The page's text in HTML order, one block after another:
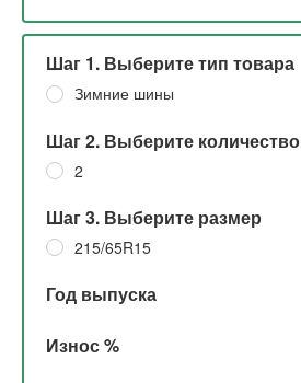
Шаг 1. Выберите тип товара
Зимние шины
Шаг 2. Выберите количество
2
Шаг 3. Выберите размер
215/65R15
Год выпуска
Износ %